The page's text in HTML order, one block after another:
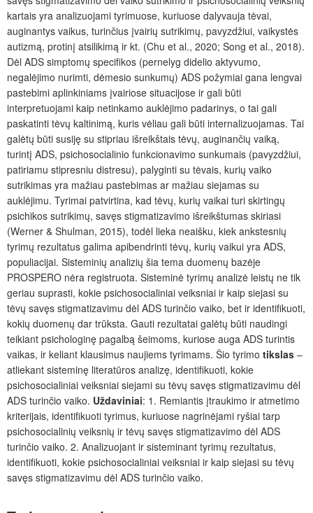
kartais yra analizuojami tyrimuose, kuriuose dalyvauja tėvai,
auginantys vaikus, turinčius įvairių sutrikimų, pavyzdžiui, vaikystės
autizmą, protinį atsilikimą ir kt. (Chu et al., 2020; Song et al., 2018).
Dėl ADS simptomų specifikos (pernelyg didelio aktyvumo,
negalėjimo nurimti, dėmesio sunkumų) ADS požymiai gana lengvai
pastebimi aplinkiniams įvairiose situacijose ir gali būti
interpretuojami kaip netinkamo auklėjimo padarinys, o tai gali
paskatinti tėvų kaltinimą, kuris vėliau gali būti internalizuojamas. Tai
galėtų būti susiję su stipriau išreikštais tėvų, auginančių vaiką,
turintį ADS, psichosocialinio funkcionavimo sunkumais (pavyzdžiui,
patiriamu stipresniu distresu), palyginti su tėvais, kurių vaiko
sutrikimas yra mažiau pastebimas ar mažiau siejamas su
auklėjimu. Tyrimai patvirtina, kad tėvų, kurių vaikai turi skirtingų
psichikos sutrikimų, savęs stigmatizavimo išreikštumas skiriasi
(Werner & Shulman, 2015), todėl lieka neaišku, kiek ankstesnių
tyrimų rezultatus galima apibendrinti tėvų, kurių vaikui yra ADS,
populiacijai. Sisteminių analizių šia tema duomenų bazėje
PROSPERO nėra registruota. Sisteminė tyrimų analizė leistų ne tik
geriau suprasti, kokie psichosocialiniai veiksniai ir kaip siejasi su
tėvų savęs stigmatizavimu dėl ADS turinčio vaiko, bet ir identifikuoti,
kokių duomenų dar trūksta. Gauti rezultatai galėtų būti naudingi
teikiant psichologinę pagalbą šeimoms, kuriose auga ADS turintis
vaikas, ir keliant klausimus naujiems tyrimams. Šio tyrimo tikslas –
atliekant sisteminę literatūros analizę, identifikuoti, kokie
psichosocialiniai veiksniai siejami su tėvų savęs stigmatizavimu dėl
ADS turinčio vaiko. Uždaviniai: 1. Remiantis įtraukimo ir atmetimo
kriterijais, identifikuoti tyrimus, kuriuose nagrinėjami ryšiai tarp
psichosocialinių veiksnių ir tėvų savęs stigmatizavimo dėl ADS
turinčio vaiko. 2. Analizuojant ir sisteminant tyrimų rezultatus,
identifikuoti, kokie psichosocialiniai veiksniai ir kaip siejasi su tėvų
savęs stigmatizavimu dėl ADS turinčio vaiko.